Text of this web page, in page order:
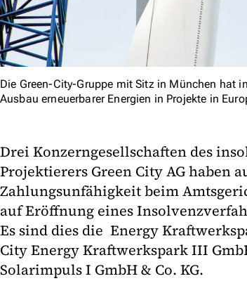
Die Green-City-Gruppe mit Sitz in München hat
Ausbau erneuerbarer Energien in Projekte in
Drei Konzerngesellschaften des
Projektierers Green City AG haben
Zahlungsunfähigkeit beim
auf Eröffnung eines
Es sind dies die Energy
City Energy Kraftwerkspark III
Solarimpuls I GmbH & Co. KG.